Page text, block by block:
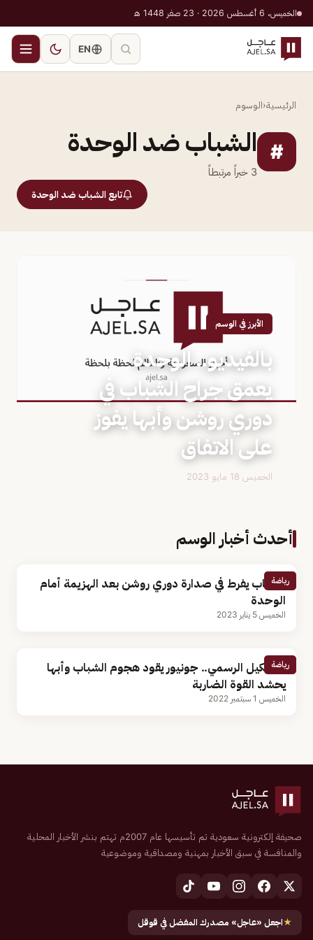
الخميس، 6 أغسطس 2026 · 23 صفر 1448 هـ
EN
الرئيسية‹الوسوم
# الشباب ضد الوحدة
3 خبراً مرتبطاً
تابع الشباب ضد الوحدة
الأبرز في الوسم
بالفيديو.. الوحدة
يعمق جراح الشباب في
دوري روشن وأبها يفوز
على الاتفاق
الخميس 18 مايو 2023
أحدث أخبار الوسم
رياضة
الشباب يفرط في صدارة دوري روشن بعد الهزيمة أمام
الوحدة
الخميس 5 يناير 2023
رياضة
التشكيل الرسمي.. جونيور يقود هجوم الشباب وأبها
يحشد القوة الضاربة
الخميس 1 سبتمبر 2022
صحيفة إلكترونية سعودية تم تأسيسها عام 2007م تهتم بنشر الأخبار المحلية
والمنافسة في سبق الأخبار بمهنية ومصداقية وموضوعية
★اجعل «عاجل» مصدرك المفضل في قوقل